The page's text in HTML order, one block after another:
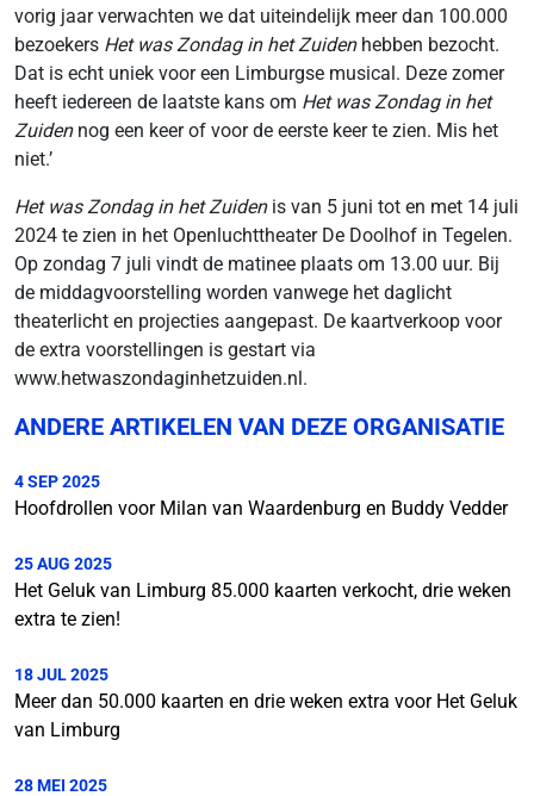
vorig jaar verwachten we dat uiteindelijk meer dan 100.000
bezoekers Het was Zondag in het Zuidenhebben bezocht.
Dat is echt uniek voor een Limburgse musical. Deze zomer
heeft iedereen de laatste kans om Het was Zondag in het
Zuidennog een keer of voor de eerste keer te zien. Mis het
niet.’
Het was Zondag in het Zuidenis van 5 juni tot en met 14 juli
2024 te zien in het Openluchttheater De Doolhof in Tegelen.
Op zondag 7 juli vindt de matinee plaats om 13.00 uur. Bij
de middagvoorstelling worden vanwege het daglicht
theaterlicht en projecties aangepast. De kaartverkoop voor
de extra voorstellingen is gestart via
www.hetwaszondaginhetzuiden.nl.
ANDERE ARTIKELEN VAN DEZE ORGANISATIE
4 SEP 2025
Hoofdrollen voor Milan van Waardenburg en Buddy Vedder
25 AUG 2025
Het Geluk van Limburg 85.000 kaarten verkocht, drie weken
extra te zien!
18 JUL 2025
Meer dan 50.000 kaarten en drie weken extra voor Het Geluk
van Limburg
28 MEI 2025